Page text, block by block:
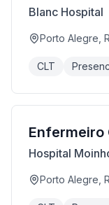
Blanc Hospital
Porto Alegre,
CLT
Hospital
Porto Alegre,